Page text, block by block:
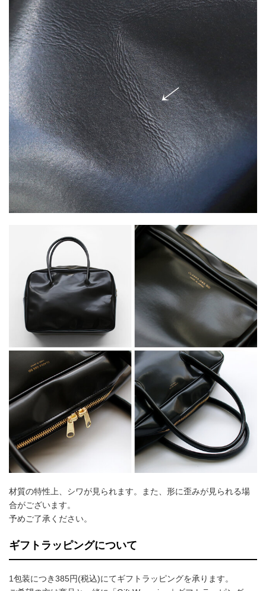
材質の特性上、シワが見られます。また、形に歪みが見られる場
合がございます。
予めご了承ください。
ギフトラッピングについて
1包装につき385円(税込)にてギフトラッピングを承ります。